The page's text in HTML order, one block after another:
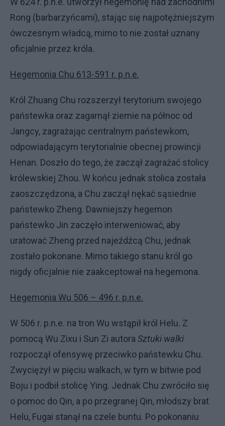
Rong (barbarzyńcami), stając się najpotężniejszym
ówczesnym władcą, mimo to nie został uznany
oficjalnie przez króla.
Hegemonia Chu 613-591 r. p.n.e.
Król Zhuang Chu rozszerzył terytorium swojego
państewka oraz zagarnął ziemie na północ od
Jangcy, zagrażając centralnym państewkom,
odpowiadającym terytorialnie obecnej prowincji
Henan. Doszło do tego, że zaczął zagrażać stolicy
królewskiej Zhou. W końcu jednak stolica została
zaoszczędzona, a Chu zaczął nękać sąsiednie
państewko Zheng. Dawniejszy hegemon
państewko Jin zaczęło interweniować, aby
uratować Zheng przed najeźdźcą Chu, jednak
zostało pokonane. Mimo takiego stanu król go
nigdy oficjalnie nie zaakceptował na hegemona.
Hegemonia Wu 506 – 496 r. p.n.e.
W 506 r. p.n.e. na tron Wu wstąpił król Helu. Z
pomocą Wu Zixu i Sun Zi autora Sztuki walki
rozpoczął ofensywę przeciwko państewku Chu.
Zwyciężył w pięciu walkach, w tym w bitwie pod
Boju i podbił stolicę Ying. Jednak Chu zwróciło się
o pomoc do Qin, a po przegranej Qin, młodszy brat
Helu, Fugai stanął na czele buntu. Po pokonaniu